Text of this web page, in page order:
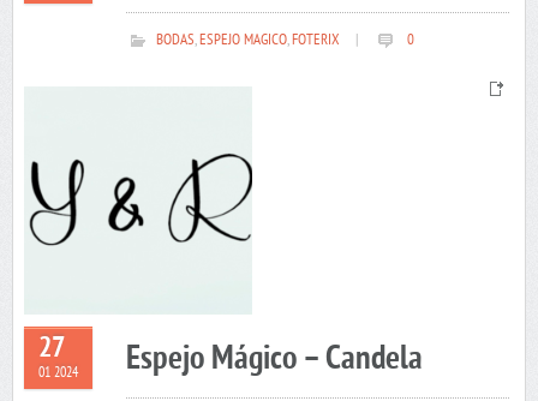
BODAS,ESPEJO MAGICO,FOTERIX 0
27
01 2024 Espejo Mágico – Candela